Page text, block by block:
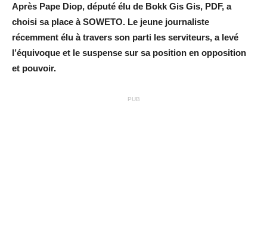
Après Pape Diop, député élu de Bokk Gis Gis, PDF, a
choisi sa place à SOWETO. Le jeune journaliste
récemment élu à travers son parti les serviteurs, a levé
l’équivoque et le suspense sur sa position en opposition
et pouvoir.
PUB